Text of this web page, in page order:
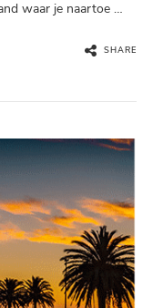
waar je naartoe …
SHARE